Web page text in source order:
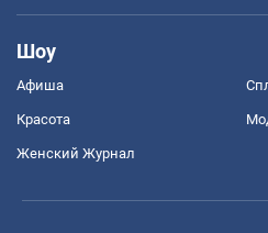
Шоу
Афиша
Красота
Женский Журнал